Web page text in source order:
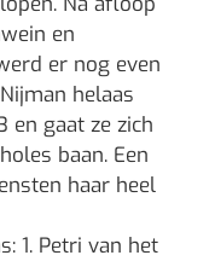
en
er nog even
helaas
en gaat ze zich
baan. Een
haar heel
1. Petri van het